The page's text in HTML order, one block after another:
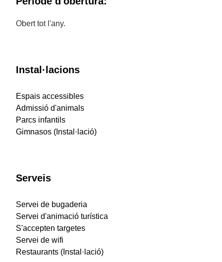
Obert tot l'any.
Instal·lacions
Espais accessibles
Admissió d'animals
Parcs infantils
Gimnasos (Instal·lació)
Serveis
Servei de bugaderia
Servei d'animació turística
S'accepten targetes
Servei de wifi
Restaurants (Instal·lació)